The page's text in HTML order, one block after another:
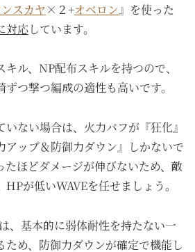
スカヤ×２+オベロン 』を使った
対応しています。
ル、NP配布スキルを持つので、
つ撃つ編成の適性も高いです。
ない場合は、火力バフが『狂化』
アップ＆防御力ダウン』しかないで
たほどダメージが伸びないため、敵
が低いWAVEを任せましょう。
、基本的に弱体耐性を持たない一
ため、防御力ダウンが確定で機能し